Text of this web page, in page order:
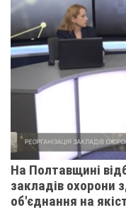
На Полтавщині
закладів охорони
об'єднання на